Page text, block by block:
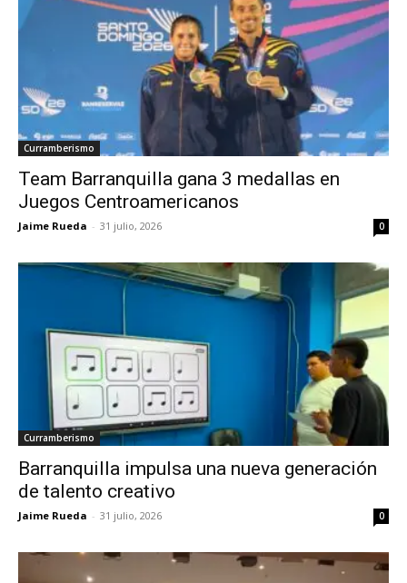
Curramberismo
Team Barranquilla gana 3 medallas en
Juegos Centroamericanos
Jaime Rueda - 31 julio, 2026 0
Curramberismo
Barranquilla impulsa una nueva generación
de talento creativo
Jaime Rueda - 31 julio, 2026 0